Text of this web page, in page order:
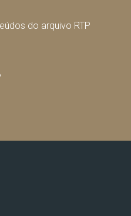
do arquivo RTP